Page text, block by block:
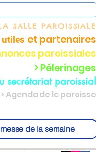
SALLE PAROISSIALE
utiles et partenaires
paroissiales
> Pélerinages
secrétariat paroissial
> Agenda de la paroisse
de la semaine